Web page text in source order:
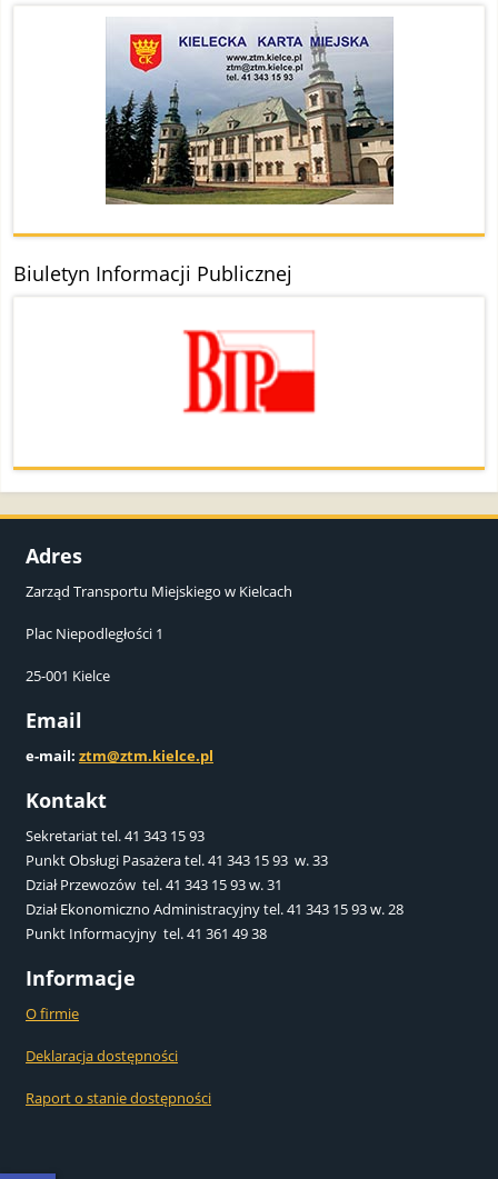
Biuletyn Informacji Publicznej
Adres
Zarząd Transportu Miejskiego w Kielcach
Plac Niepodległości 1
25-001 Kielce
Email
e-mail: ztm@ztm.kielce.pl
Kontakt
Sekretariat tel. 41 343 15 93
Punkt Obsługi Pasażera tel. 41 343 15 93 w. 33
Dział Przewozów tel. 41 343 15 93 w. 31
Dział Ekonomiczno Administracyjny tel. 41 343 15 93 w. 28
Punkt Informacyjny tel. 41 361 49 38
Informacje
O firmie
Deklaracja dostępności
Raport o stanie dostępności